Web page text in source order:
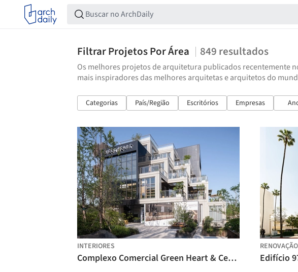
Filtrar Projetos Por Área 849 resultados
Os melhores projetos de arquitetura publicados recentemente
mais inspiradores das melhores arquitetas e arquitetos do
Categorias País/Região Escritórios Empresas
INTERIORES
Complexo Comercial Green Heart & Centro de Arte A4X / E PLUS DESIGN
RENOVAÇÃO